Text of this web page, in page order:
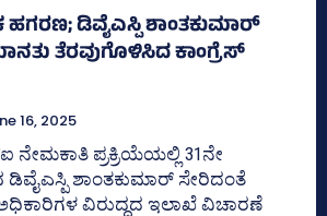
ಡಿವೈಎಸ್ಪಿ ಶಾಂತಕುಮಾರ್
ತೆರವುಗೊಳಿಸಿದ ಕಾಂಗ್ರೆಸ್‌
16, 2025
ನೇಮಕಾತಿ ಪ್ರಕ್ರಿಯೆಯಲ್ಲಿ 31ನೇ
ಶಾಂತಕುಮಾರ್ ಸೇರಿದಂತೆ
ವಿರುದ್ಧದ ಇಲಾಖೆ ವಿಚಾರಣೆ